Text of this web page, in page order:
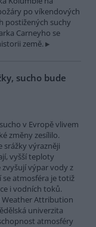
po víkendových
postižených suchy
Carneyho se
země.
sucho bude
v Evropě vlivem
změny zesílilo.
srážky výrazněji
vyšší teploty
zvyšují výpar vody z
atmosféra je totiž
i vodních toků.
Weather Attribution
univerzita
atmosféry